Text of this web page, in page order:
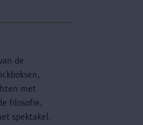
de
met
filosofie,
spektakel.